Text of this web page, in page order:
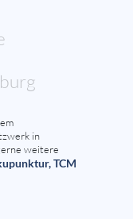
in
weitere
TCM